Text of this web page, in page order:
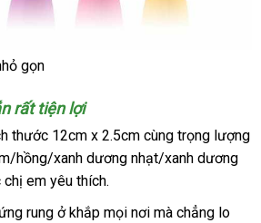
gọn
hướng
dẫn
rất tiện lợi
thước 12cm x 2.5cm cùng trọng lượng
hồng/xanh dương nhạt/xanh dương
em yêu thích.
rung ở khắp địa
mọi nơi hàng
mà chẳng lo